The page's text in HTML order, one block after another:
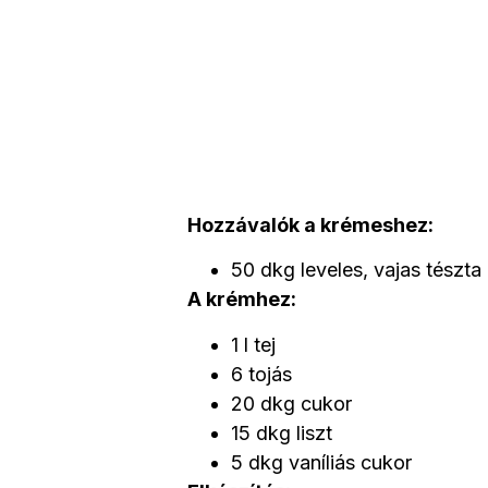
Hozzávalók a krémeshez:
50 dkg leveles, vajas tészta
A krémhez:
1 l tej
6 tojás
20 dkg cukor
15 dkg liszt
5 dkg vaníliás cukor